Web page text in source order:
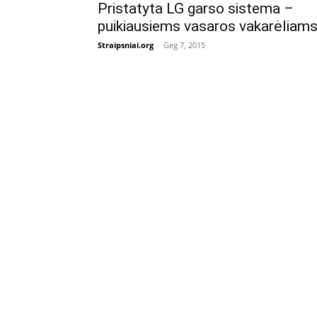
Pristatyta LG garso sistema –
puikiausiems vasaros vakarėliams
Straipsniai.org - Geg 7, 2015